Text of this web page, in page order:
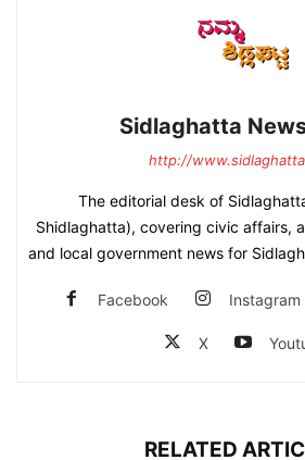
Sidlaghatta
http://
The editorial desk of
Shidlaghatta), covering civic affairs,
and local government news for
Facebook Instagram
X
RELATED